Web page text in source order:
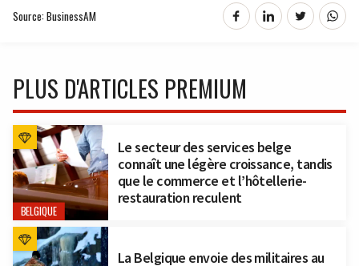
Source: BusinessAM
PLUS D'ARTICLES PREMIUM
BELGIQUE
Le secteur des services belge
connaît une légère croissance, tandis
que le commerce et l’hôtellerie-
restauration reculent
La Belgique envoie des militaires au